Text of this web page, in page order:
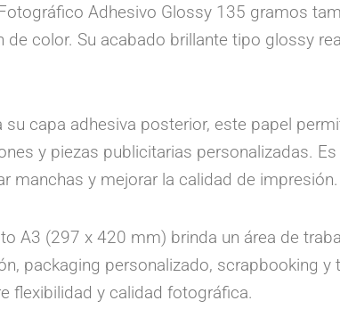
Adhesivo Glossy 135 gramos
de color. Su acabado brillante tipo glossy
su capa adhesiva posterior, este papel
y piezas publicitarias personalizadas.
manchas y mejorar la calidad de impresión.
A3 (297 x 420 mm) brinda un área de
packaging personalizado, scrapbooking
flexibilidad y calidad fotográfica.